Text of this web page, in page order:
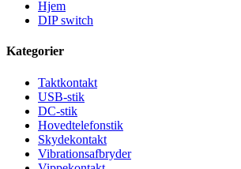
Hjem
DIP switch
Kategorier
Taktkontakt
USB-stik
DC-stik
Hovedtelefonstik
Skydekontakt
Vibrationsafbryder